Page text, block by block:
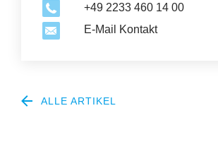
+49 2233 460 14 00
E-Mail Kontakt
ALLE ARTIKEL